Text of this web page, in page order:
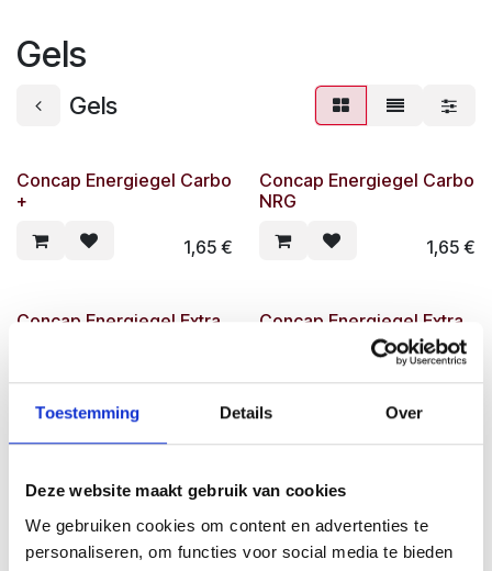
Toestemming Details Over
Deze website maakt gebruik van cookies
We gebruiken cookies om content en advertenties te
personaliseren, om functies voor social media te bieden
Gels
Gels
Concap Energiegel Carbo
+
1,65€
Concap Energiegel Carbo
NRG
1,65€
Concap Energiegel Extra
2,60€
Concap Energiegel Extra
Peach 80g Beta Fuel
2,60€
Cherry 60ml
2,49€
FastCarb Blueberry 40g
1,65